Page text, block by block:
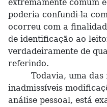
extremamente comum
poderia confundi-la
ocorreu com a
de identificação ao
verdadeiramente de
referindo.
Todavia, uma das
inadmissíveis
análise pessoal, está